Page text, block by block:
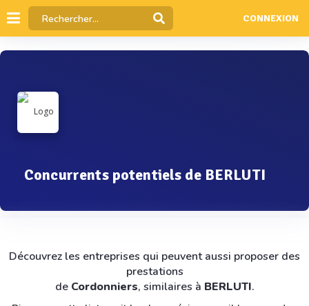
CONNEXION
Concurrents potentiels de BERLUTI
Découvrez les entreprises qui peuvent aussi proposer des
prestations
de Cordonniers, similaires à BERLUTI.